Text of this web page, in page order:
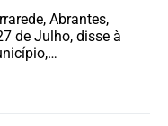
Abrantes,
de Julho, disse à